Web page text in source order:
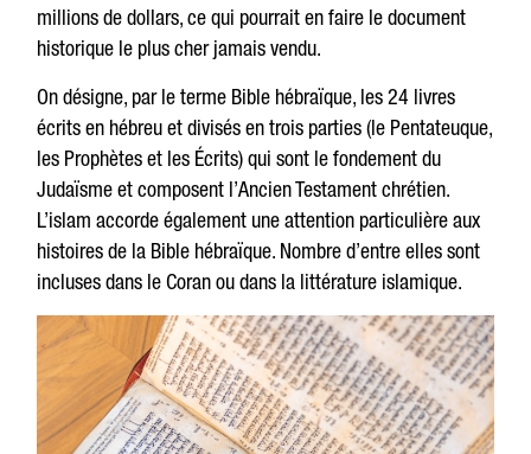
millions de dollars, ce qui pourrait en faire le document
historique le plus cher jamais vendu.
On désigne, par le terme Bible hébraïque, les 24 livres
écrits en hébreu et divisés en trois parties (le Pentateuque,
les Prophètes et les Écrits) qui sont le fondement du
Judaïsme et composent l’Ancien Testament chrétien.
L’islam accorde également une attention particulière aux
histoires de la Bible hébraïque. Nombre d’entre elles sont
incluses dans le Coran ou dans la littérature islamique.